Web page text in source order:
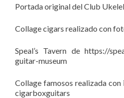
Portada original del Club
Collage cigars realizado con
Speal’s Tavern de https://
guitar-museum
Collage famosos realizada con
cigarboxguitars